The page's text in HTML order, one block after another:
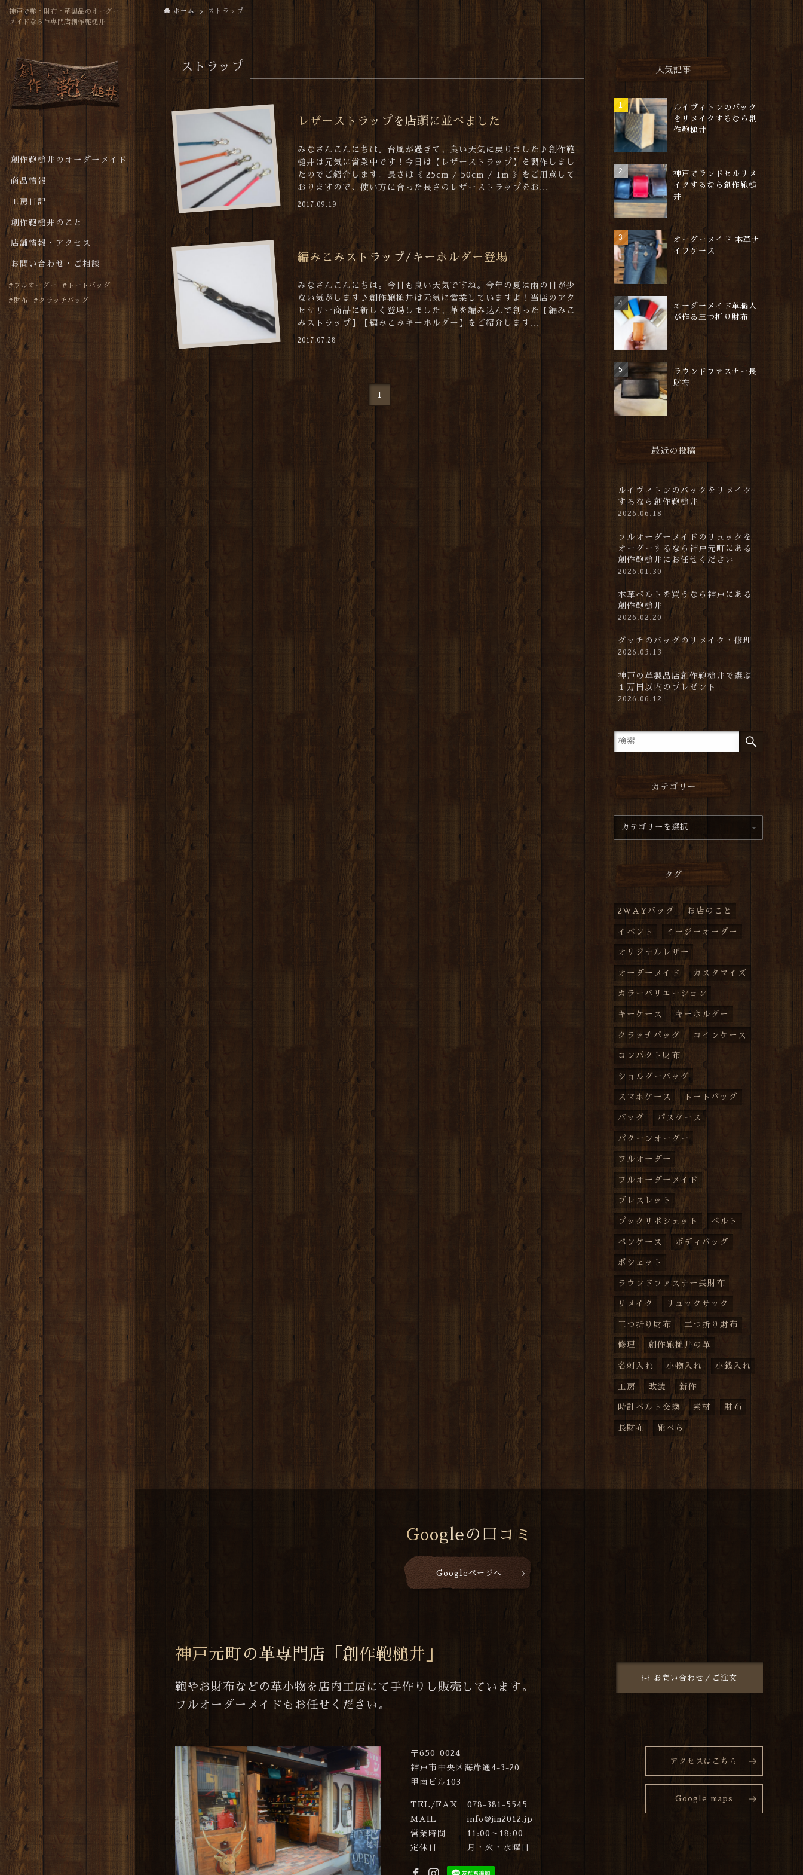
神戸で鞄・財布・革製品のオーダー
メイドなら革専門店創作鞄槌井
創作鞄槌井のオーダーメイド
商品情報
工房日記
創作鞄槌井のこと
店舗情報・アクセス
お問い合わせ・ご相談
フルオーダー トートバッグ
財布 クラッチバッグ
ホーム ストラップ
ストラップ
レザーストラップを店頭に並べました
みなさんこんにちは。台風が過ぎて、良い天気に戻りました♪創作鞄
槌井は元気に営業中です！今日は【レザーストラップ】を製作しまし
たのでご紹介します。長さは《 25cm / 50cm / 1m 》をご用意して
おりますので、使い方に合った長さのレザーストラップをお...
2017.09.19
編みこみストラップ/キーホルダー登場
みなさんこんにちは。今日も良い天気ですね。今年の夏は雨の日が少
ない気がします♪創作鞄槌井は元気に営業していますよ！当店のアク
セサリー商品に新しく登場しました、革を編み込んで創った【編みこ
みストラップ】【編みこみキーホルダー】をご紹介します...
2017.07.28
1
人気記事
ルイヴィトンのバック
をリメイクするなら創
作鞄槌井
神戸でランドセルリメ
イクするなら創作鞄槌
井
オーダーメイド 本革ナ
イフケース
オーダーメイド革職人
が作る三つ折り財布
ラウンドファスナー長
財布
最近の投稿
ルイヴィトンのバックをリメイク
するなら創作鞄槌井
2026.06.18
フルオーダーメイドのリュックを
オーダーするなら神戸元町にある
創作鞄槌井にお任せください
2026.01.30
本革ベルトを買うなら神戸にある
創作鞄槌井
2026.02.20
グッチのバッグのリメイク・修理
2026.03.13
神戸の革製品店創作鞄槌井で選ぶ
１万円以内のプレゼント
2026.06.12
カテゴリー
タグ
2WAYバッグ お店のこと
イベント イージーオーダー
オリジナルレザー
オーダーメイド カスタマイズ
カラーバリエーション
キーケース キーホルダー
クラッチバッグ コインケース
コンパクト財布
ショルダーバッグ
スマホケース トートバッグ
バッグ パスケース
パターンオーダー
フルオーダー
フルオーダーメイド
ブレスレット
プックリポシェット ベルト
ペンケース ボディバッグ
ポシェット
ラウンドファスナー長財布
リメイク リュックサック
三つ折り財布 二つ折り財布
修理 創作鞄槌井の革
名刺入れ 小物入れ 小銭入れ
工房 改装 新作
時計ベルト交換 素材 財布
長財布 靴べら
Googleの口コミ
Googleページへ
神戸元町の革専門店「創作鞄槌井」
鞄やお財布などの革小物を店内工房にて手作りし販売しています。
フルオーダーメイドもお任せください。
お問い合わせ／ご注文
〒650-0024
神戸市中央区海岸通4-3-20
甲南ビル103
TEL/FAX
078-381-5545
MAIL
info@jin2012.jp
営業時間
11:00～18:00
定休日
月・火・水曜日
アクセスはこちら
Google maps